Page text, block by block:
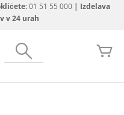
01 51 55 000| Izdelava
v 24 urah